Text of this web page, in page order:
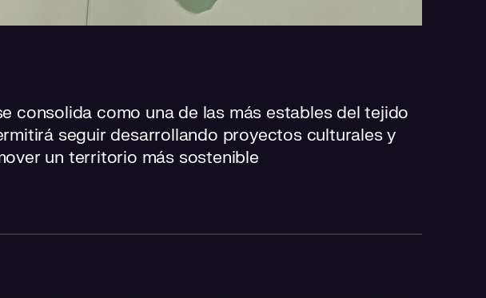
consolida como una de las más estables del tejido
seguir desarrollando proyectos culturales y
un territorio más sostenible